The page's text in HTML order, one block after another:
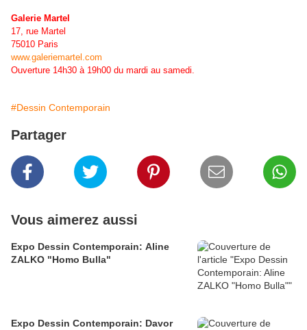
Galerie Martel
17, rue Martel
75010 Paris
www.galeriemartel.com
Ouverture 14h30 à 19h00 du mardi au samedi.
#Dessin Contemporain
Partager
Vous aimerez aussi
Expo Dessin Contemporain: Aline
ZALKO "Homo Bulla"
Expo Dessin Contemporain: Davor